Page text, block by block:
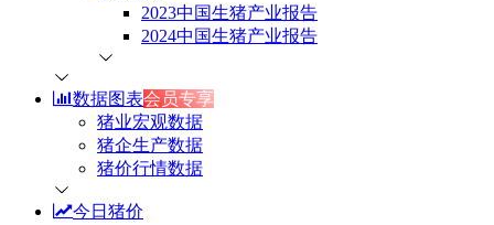
2023中国生猪产业报告
2024中国生猪产业报告
数据图表会员专享
猪业宏观数据
猪企生产数据
猪价行情数据
今日猪价